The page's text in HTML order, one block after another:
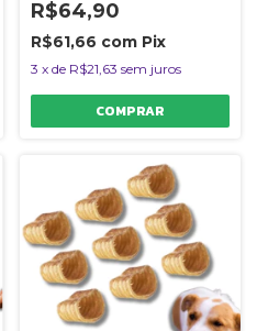
R$64,90
R$61,66 com Pix
3 x de R$21,63 sem juros